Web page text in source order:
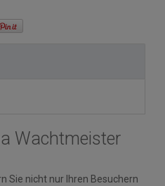
Wachtmeister
Sie nicht nur Ihren Besuchern